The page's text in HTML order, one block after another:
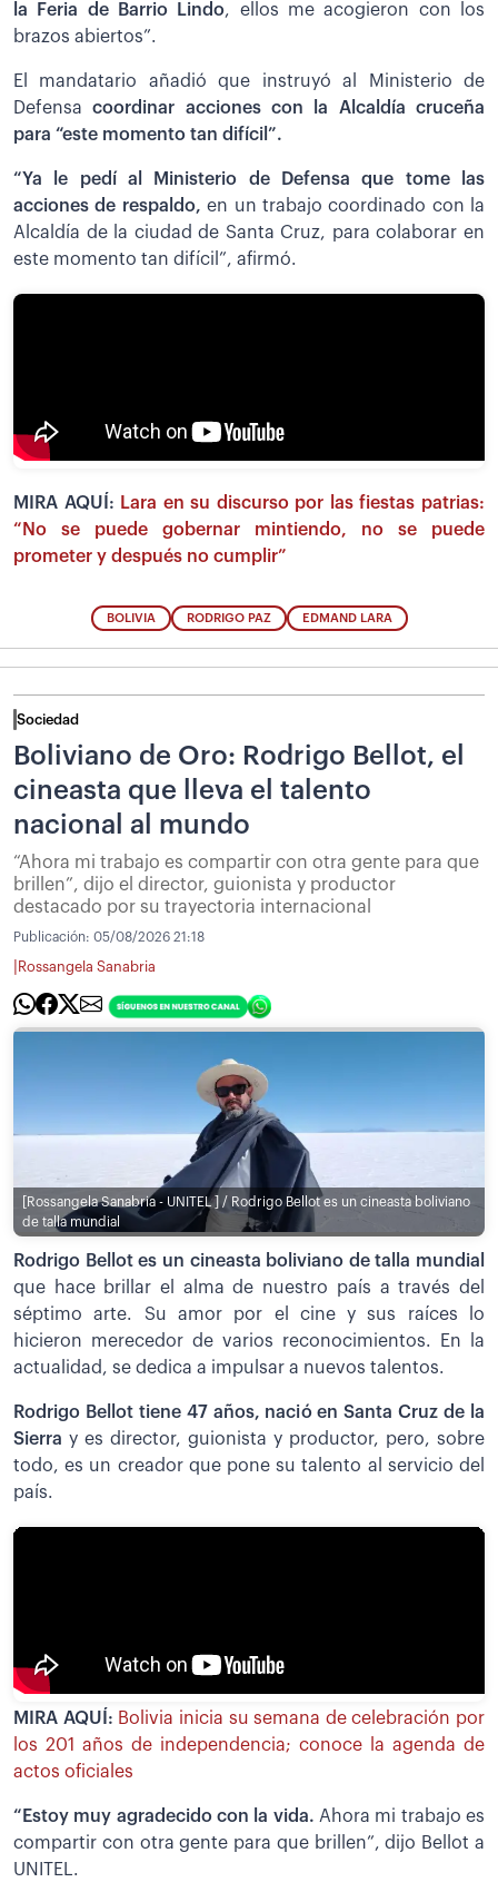
la Feria de Barrio Lindo, ellos me acogieron con los
brazos abiertos”.
El mandatario añadió que instruyó al Ministerio de
Defensa coordinar acciones con la Alcaldía cruceña
para “este momento tan difícil”.
“Ya le pedí al Ministerio de Defensa que tome las
acciones de respaldo,en un trabajo coordinado con la
Alcaldía de la ciudad de Santa Cruz, para colaborar en
este momento tan difícil”, afirmó.
MIRA AQUÍ: Lara en su discurso por las fiestas patrias:
“No se puede gobernar mintiendo, no se puede
prometer y después no cumplir”
BOLIVIA RODRIGO PAZ EDMAND LARA
Sociedad
Boliviano de Oro: Rodrigo Bellot, el
cineasta que lleva el talento
nacional al mundo
“Ahora mi trabajo es compartir con otra gente para que
brillen”, dijo el director, guionista y productor
destacado por su trayectoria internacional
Publicación: 05/08/2026 21:18
Rossangela Sanabria
[Rossangela Sanabria - UNITEL ] / Rodrigo Bellot es un cineasta boliviano
de talla mundial
Rodrigo Bellot es un cineasta boliviano de talla mundial
que hace brillar el alma de nuestro país a través del
séptimo arte. Su amor por el cine y sus raíces lo
hicieron merecedor de varios reconocimientos. En la
actualidad, se dedica a impulsar a nuevos talentos.
Rodrigo Bellot tiene 47 años, nació en Santa Cruz de la
Sierra y es director, guionista y productor, pero, sobre
todo, es un creador que pone su talento al servicio del
país.
MIRA AQUÍ: Bolivia inicia su semana de celebración por
los 201 años de independencia; conoce la agenda de
actos oficiales
“Estoy muy agradecido con la vida. Ahora mi trabajo es
compartir con otra gente para que brillen”, dijo Bellot a
UNITEL.